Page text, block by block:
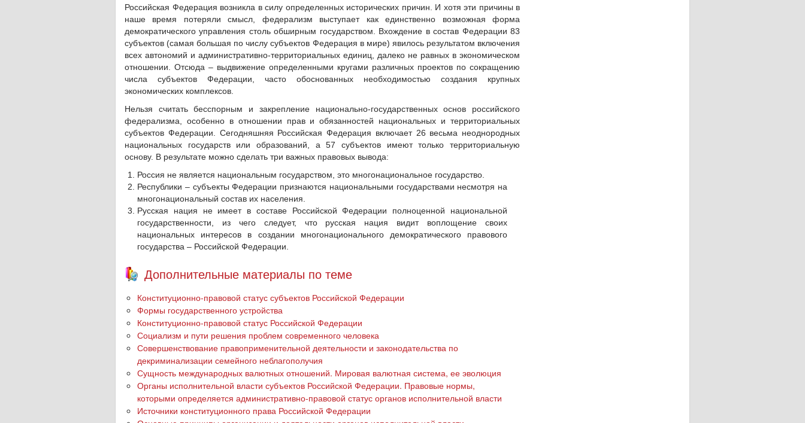
Российская Федерация возникла в силу определенных исторических причин. И хотя эти причины в
наше время потеряли смысл, федерализм выступает как единственно возможная форма
демократического управления столь обширным государством. Вхождение в состав Федерации 83
субъектов (самая большая по числу субъектов Федерация в мире) явилось результатом включения
всех автономий и административно-территориальных единиц, далеко не равных в экономическом
отношении. Отсюда – выдвижение определенными кругами различных проектов по сокращению
числа субъектов Федерации, часто обоснованных необходимостью создания крупных
экономических комплексов.
Нельзя считать бесспорным и закрепление национально-государственных основ российского
федерализма, особенно в отношении прав и обязанностей национальных и территориальных
субъектов Федерации. Сегодняшняя Российская Федерация включает 26 весьма неоднородных
национальных государств или образований, а 57 субъектов имеют только территориальную
основу. В результате можно сделать три важных правовых вывода:
Россия не является национальным государством, это многонациональное государство.
Республики – субъекты Федерации признаются национальными государствами несмотря на
многонациональный состав их населения.
Русская нация не имеет в составе Российской Федерации полноценной национальной
государственности, из чего следует, что русская нация видит воплощение своих
национальных интересов в создании многонационального демократического правового
государства – Российской Федерации.
Дополнительные материалы по теме
Конституционно-правовой статус субъектов Российской Федерации
Формы государственного устройства
Конституционно-правовой статус Российской Федерации
Социализм и пути решения проблем современного человека
Совершенствование правоприменительной деятельности и законодательства по
декриминализации семейного неблагополучия
Сущность международных валютных отношений. Мировая валютная система, ее эволюция
Органы исполнительной власти субъектов Российской Федерации. Правовые нормы,
которыми определяется административно-правовой статус органов исполнительной власти
Источники конституционного права Российской Федерации